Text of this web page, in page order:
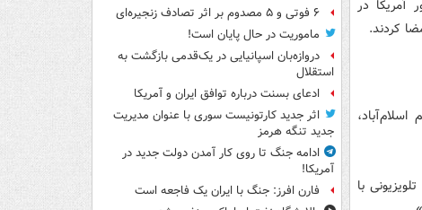
آمریکا در
کردند.
خرداد در یک برنامه تلویزیونی با
۶ فوتی و ۵ مصدوم بر اثر تصادف زنجیره‌ای
ماموریت در حال پایان است!
دروازه‌بان اسپانیایی در یک‌قدمی بازگشت به
استقلال
ادعای بسنت درباره توافق ایران و آمریکا
اثر جدید کارتونیست سوری با عنوان مدیریت
جدید تنگه هرمز
ادامه جنگ تا روی کار آمدن دولت جدید در
آمریکا!
فارن افرز: جنگ با ایران یک فاجعه است